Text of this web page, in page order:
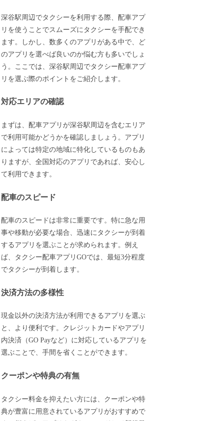
深谷駅周辺でタクシーを利用する際、配車アプ
リを使うことでスムーズにタクシーを手配でき
ます。しかし、数多くのアプリがある中で、ど
のアプリを選べば良いのか悩む方も多いでしょ
う。ここでは、深谷駅周辺でタクシー配車アプ
リを選ぶ際のポイントをご紹介します。
対応エリアの確認
まずは、配車アプリが深谷駅周辺を含むエリア
で利用可能かどうかを確認しましょう。アプリ
によっては特定の地域に特化しているものもあ
りますが、全国対応のアプリであれば、安心し
て利用できます。
配車のスピード
配車のスピードは非常に重要です。特に急な用
事や移動が必要な場合、迅速にタクシーが到着
するアプリを選ぶことが求められます。例え
ば、タクシー配車アプリGOでは、最短3分程度
でタクシーが到着します。
決済方法の多様性
現金以外の決済方法が利用できるアプリを選ぶ
と、より便利です。クレジットカードやアプリ
内決済（GO Payなど）に対応しているアプリを
選ぶことで、手間を省くことができます。
クーポンや特典の有無
タクシー料金を抑えたい方には、クーポンや特
典が豊富に用意されているアプリがおすすめで